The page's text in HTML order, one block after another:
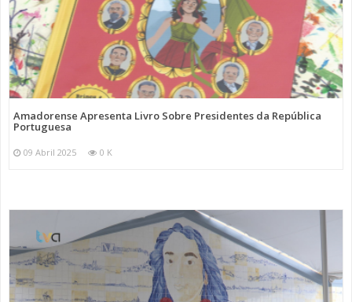
Amadorense Apresenta Livro Sobre Presidentes da República
Portuguesa
09 Abril 2025 0 K